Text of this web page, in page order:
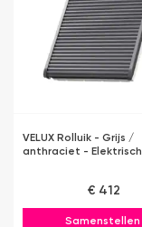
VELUX Rolluik - Grijs /
anthraciet - Elektrisch
€ 412
Samenstellen